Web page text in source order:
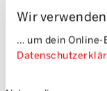
Wir
… um dein